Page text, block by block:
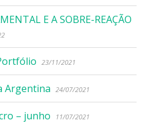
E A SOBRE-REAÇÃO
23/11/2021
Argentina 24/07/2021
– junho 11/07/2021